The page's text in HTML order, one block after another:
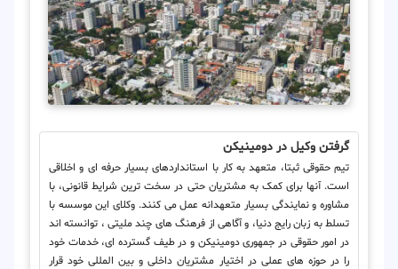
گرفتن وکیل در دومینیکن
تیم حقوقی ثبتا، متعهد به کار با استانداردهای بسیار حرفه ای و اخلاقی
است. آنها برای کمک به مشتریان حتی در سخت ترین شرایط قانونی، با
مشاوره و نمایندگی بسیار متعهدانه عمل می کنند. وکلای این موسسه با
تسلط به زبان رایج دنیا، و آگاهی از فرهنگ های چند ملیتی ، توانسته اند
در امور حقوقی در جمهوری دومینیکن و در طیف گسترده ای، خدمات خود
را در حوزه های عملی در اختیار مشتریان داخلی و بین المللی خود قرار